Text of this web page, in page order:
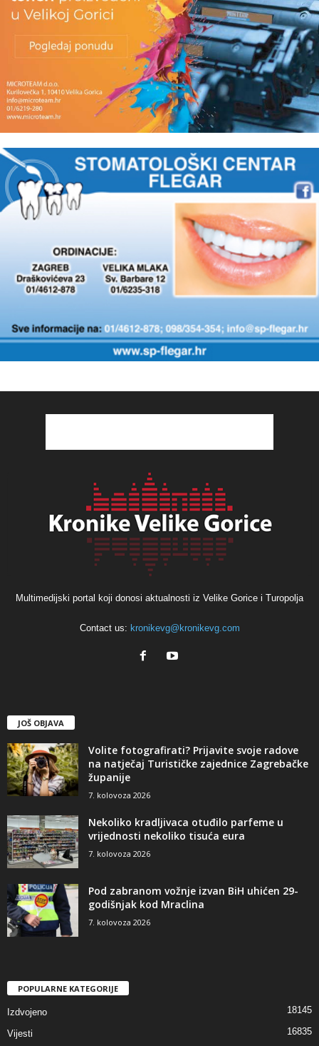
Multimedijski portal koji donosi aktualnosti iz Velike Gorice i Turopolja
Contact us: kronikevg@kronikevg.com
JOŠ OBJAVA
Volite fotografirati? Prijavite svoje radove
na natječaj Turističke zajednice Zagrebačke
županije
7. kolovoza 2026
Nekoliko kradljivaca otuđilo parfeme u
vrijednosti nekoliko tisuća eura
7. kolovoza 2026
Pod zabranom vožnje izvan BiH uhićen 29-
godišnjak kod Mraclina
7. kolovoza 2026
POPULARNE KATEGORIJE
Izdvojeno 18145
Vijesti 16835